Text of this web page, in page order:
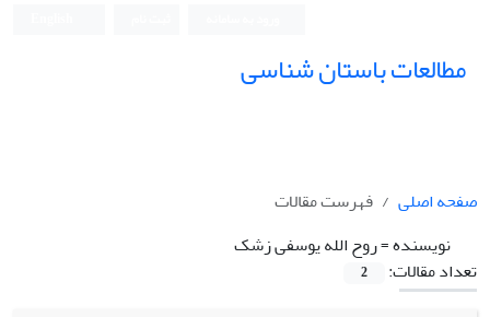
مطالعات باستان شناسی
صفحه اصلی
فهرست مقالات
نویسنده =روح الله یوسفی زشک
تعداد مقالات:
2